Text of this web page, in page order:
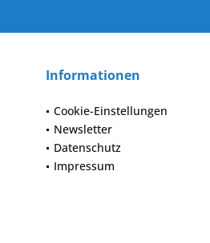
Informationen
Cookie-Einstellungen
Newsletter
Datenschutz
Impressum